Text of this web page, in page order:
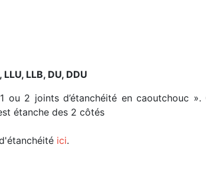
LLU, LLB, DU, DDU
2 joints d’étanchéité en caoutchouc ».
étanche des 2 côtés
ici.